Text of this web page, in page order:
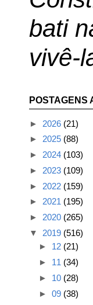
bati
vivê-
POSTAGENS
► 2026 (21)
► 2025 (88)
► 2024 (103)
► 2023 (109)
► 2022 (159)
► 2021 (195)
► 2020 (265)
▼ 2019 (516)
► 12 (21)
► 11 (34)
► 10 (28)
► 09 (38)